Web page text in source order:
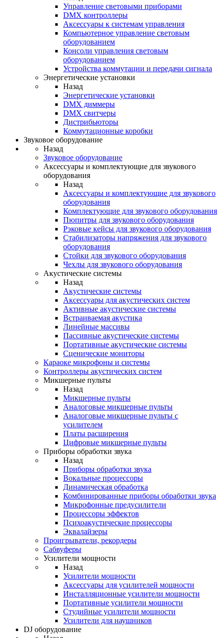
Управление световыми приборами
DMX контроллеры
Аксессуары к системам управления
Компьютерное управление световым
оборудованием
Консоли управления световым
оборудованием
Устройства коммутации и передачи сигнала
Энергетические установки
Назад
Энергетические установки
DMX диммеры
DMX свитчеры
Дистрибьюторы
Коммутационные коробки
Звуковое оборудование
Назад
Звуковое оборудование
Аксессуары и комплектующие для звукового
оборудования
Назад
Аксессуары и комплектующие для звукового
оборудования
Комплектующие для звукового оборудования
Пюпитры для звукового оборудования
Рэковые кейсы для звукового оборудования
Стабилизаторы напряжения для звукового
оборудования
Стойки для звукового оборудования
Чехлы для звукового оборудования
Акустические системы
Назад
Акустические системы
Аксессуары для акустических систем
Активные акустические системы
Встраиваемая акустика
Линейные массивы
Пассивные акустические системы
Портативные акустические системы
Сценические мониторы
Караоке микрофоны и системы
Контроллеры акустических систем
Микшерные пульты
Назад
Микшерные пульты
Аналоговые микшерные пульты
Аналоговые микшерные пульты с
усилителем
Платы расширения
Цифровые микшерные пульты
Приборы обработки звука
Назад
Приборы обработки звука
Вокальные процессоры
Динамическая обработка
Комбинированные приборы обработки звука
Микрофонные предусилители
Процессоры эффектов
Психоакустические процессоры
Эквалайзеры
Проигрыватели, рекордеры
Сабвуферы
Усилители мощности
Назад
Усилители мощности
Аксессуары для усилителей мощности
Инсталляционные усилители мощности
Портативные усилители мощности
Студийные усилители мощности
Усилители для наушников
DJ оборудование